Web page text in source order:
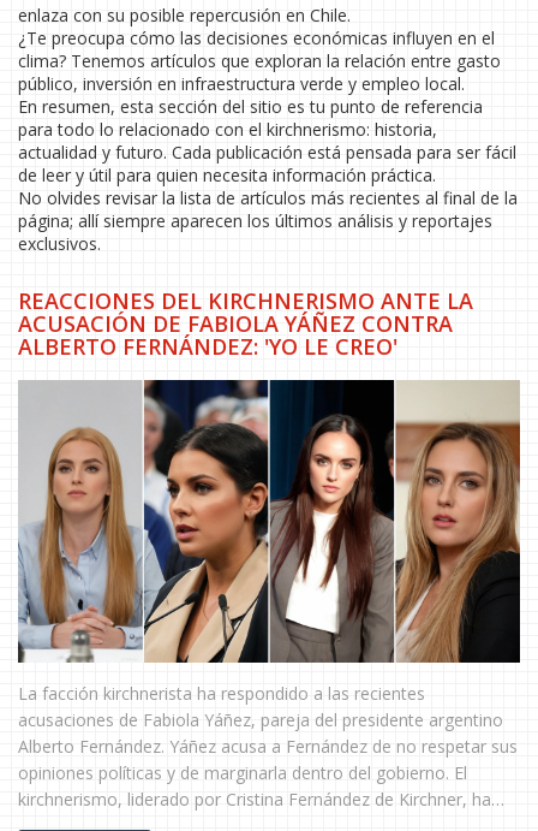
enlaza con su posible repercusión en Chile.
¿Te preocupa cómo las decisiones económicas influyen en el
clima? Tenemos artículos que exploran la relación entre gasto
público, inversión en infraestructura verde y empleo local.
En resumen, esta sección del sitio es tu punto de referencia
para todo lo relacionado con el kirchnerismo: historia,
actualidad y futuro. Cada publicación está pensada para ser fácil
de leer y útil para quien necesita información práctica.
No olvides revisar la lista de artículos más recientes al final de la
página; allí siempre aparecen los últimos análisis y reportajes
exclusivos.
REACCIONES DEL KIRCHNERISMO ANTE LA
ACUSACIÓN DE FABIOLA YÁÑEZ CONTRA
ALBERTO FERNÁNDEZ: 'YO LE CREO'
La facción kirchnerista ha respondido a las recientes
acusaciones de Fabiola Yáñez, pareja del presidente argentino
Alberto Fernández. Yáñez acusa a Fernández de no respetar sus
opiniones políticas y de marginarla dentro del gobierno. El
kirchnerismo, liderado por Cristina Fernández de Kirchner, ha
apoyado a Yáñez, expresando su creencia en sus afirmaciones.